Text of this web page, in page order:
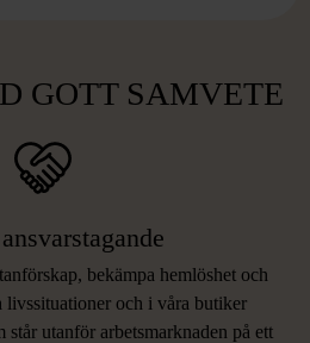
GOTT SAMVETE
bekämpa hemlöshet och
livssituationer och i våra butiker
står utanför arbetsmarknaden på ett